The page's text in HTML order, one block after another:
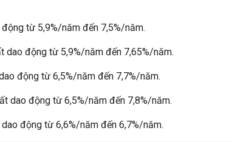
từ 5,9%/năm đến 7,5%/năm.
dao động từ 5,9%/năm đến 7,65%/năm.
động từ 6,5%/năm đến 7,7%/năm.
dao động từ 6,5%/năm đến 7,8%/năm.
động từ 6,6%/năm đến 6,7%/năm.